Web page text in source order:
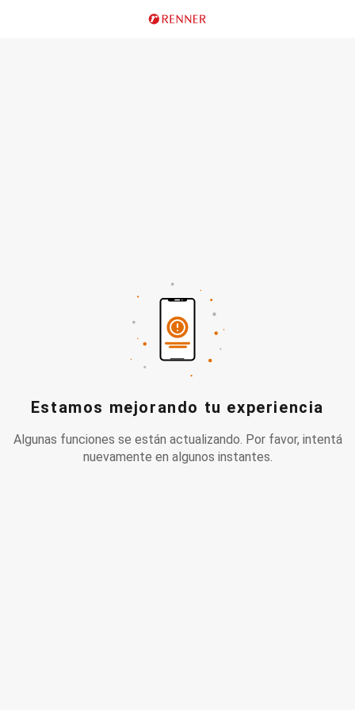
Estamos mejorando tu experiencia
Algunas funciones se están actualizando. Por favor, intentá
nuevamente en algunos instantes.